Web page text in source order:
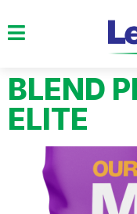
BLEND
ELITE